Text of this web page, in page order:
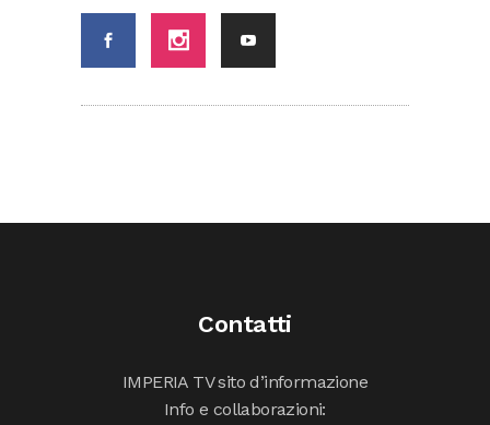
Contatti
IMPERIA TV sito d’informazione
Info e collaborazioni: